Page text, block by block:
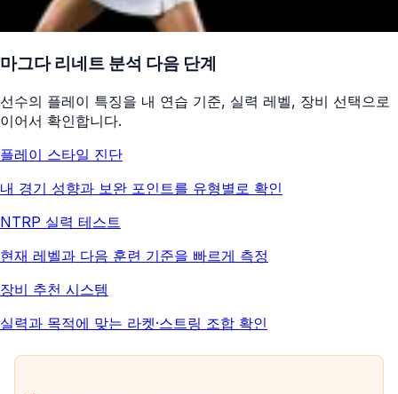
마그다 리네트 분석 다음 단계
선수의 플레이 특징을 내 연습 기준, 실력 레벨, 장비 선택으로
이어서 확인합니다.
플레이 스타일 진단
내 경기 성향과 보완 포인트를 유형별로 확인
NTRP 실력 테스트
현재 레벨과 다음 훈련 기준을 빠르게 측정
장비 추천 시스템
실력과 목적에 맞는 라켓·스트링 조합 확인